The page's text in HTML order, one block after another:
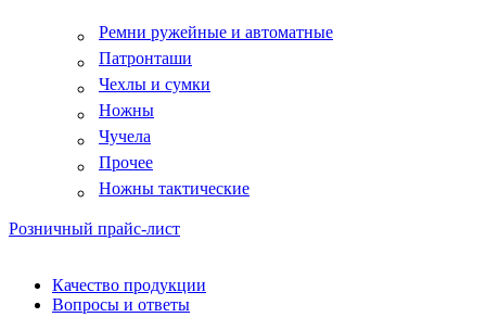
Ремни ружейные и автоматные
Патронташи
Чехлы и сумки
Ножны
Чучела
Прочее
Ножны тактические
Розничный прайс-лист
Качество продукции
Вопросы и ответы